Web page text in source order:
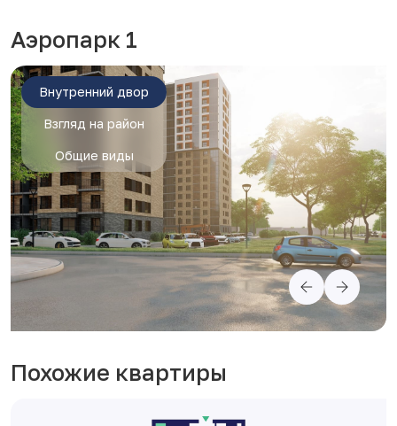
Аэропарк 1
Внутренний двор
Взгляд на район
Общие виды
Похожие квартиры